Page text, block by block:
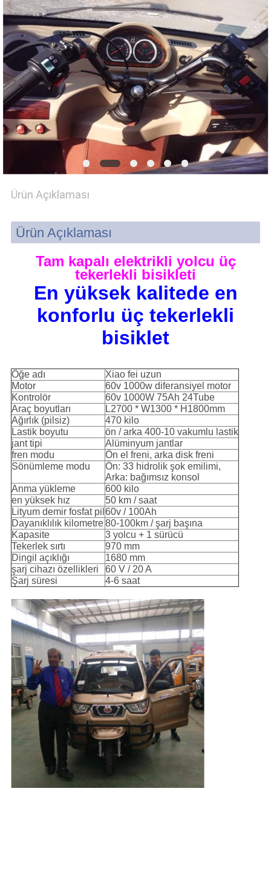
HABERLER
BIR
TEKLIF
ISTEĞI
SITE
HARITASI
PRIVACY
POLICY
Ürün Açıklaması
Ürün Açıklaması
Tam kapalı elektrikli yolcu üç
tekerlekli bisikleti
En yüksek kalitede en
konforlu üç tekerlekli
bisiklet
Öğe adı
Xiao fei uzun
Motor
60v 1000w diferansiyel motor
Kontrolör
60v 1000W 75Ah 24Tube
Araç boyutları
L2700 * W1300 * H1800mm
Ağırlık (pilsiz)
470 kilo
Lastik boyutu
ön / arka 400-10 vakumlu lastik
jant tipi
Alüminyum jantlar
fren modu
Ön el freni, arka disk freni
Sönümleme modu
Ön: 33 hidrolik şok emilimi,
Arka: bağımsız konsol
Anma yükleme
600 kilo
en yüksek hız
50 km / saat
Lityum demir fosfat pil 60v / 100Ah
Dayanıklılık kilometre80-100km / şarj başına
Kapasite
3 yolcu + 1 sürücü
Tekerlek sırtı
970 mm
Dingil açıklığı
1680 mm
şarj cihazı özellikleri
60 V / 20 A
Şarj süresi
4-6 saat